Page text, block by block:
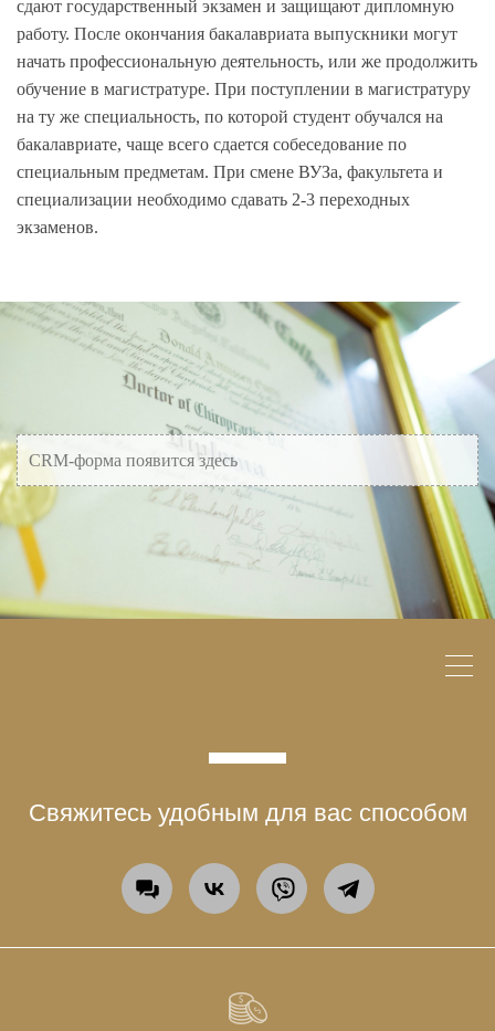
сдают государственный экзамен и защищают дипломную
работу. После окончания бакалавриата выпускники могут
начать профессиональную деятельность, или же продолжить
обучение в магистратуре. При поступлении в магистратуру
на ту же специальность, по которой студент обучался на
бакалавриате, чаще всего сдается собеседование по
специальным предметам. При смене ВУЗа, факультета и
специализации необходимо сдавать 2-3 переходных
экзаменов.
CRM-форма появится здесь
Свяжитесь удобным для вас способом